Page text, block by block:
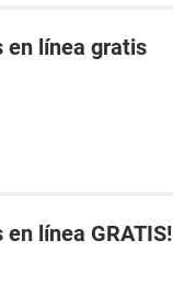
en línea gratis
línea GRATIS!